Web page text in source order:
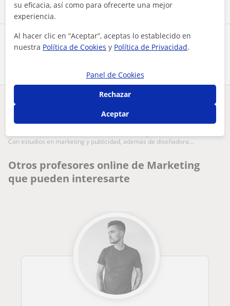
Comparte a este profesor
con estudios en marketing y publicidad, además de diseñadora...
Otros profesores online de Marketing
que pueden interesarte
su eficacia, así como para ofrecerte una mejor
experiencia.
Al hacer clic en “Aceptar”, aceptas lo establecido en
nuestra Política de Cookies y Política de Privacidad.
Panel de Cookies
Rechazar
Aceptar